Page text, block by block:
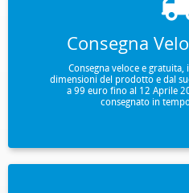
Consegna
Consegna veloce e
dimensioni del prodotto e dal
a 99 euro fino al 12 Aprile
consegnato in